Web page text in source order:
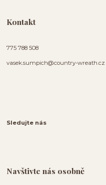
Kontakt
775 788 508
vasek.sumpich@country-wreath.cz
Sledujte nás
Navštivte nás osobně